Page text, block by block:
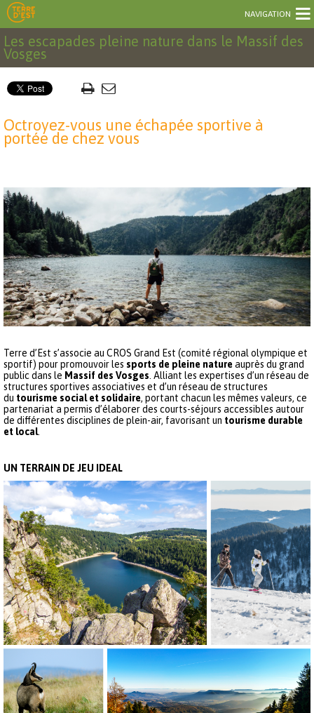
NAVIGATION
Les escapades pleine nature dans le Massif des
Vosges
Octroyez-vous une échapée sportive à
portée de chez vous
Terre d’Est s’associe au CROS Grand Est (comité régional olympique et
sportif) pour promouvoir les sports de pleine natureauprès du grand
public dans le Massif des Vosges . Alliant les expertises d’un réseau de
structures sportives associatives et d’un réseau de structures
du tourisme social et solidaire, portant chacun les mêmes valeurs, ce
partenariat a permis d’élaborer des courts-séjours accessibles autour
de différentes disciplines de plein-air, favorisant un tourisme durable
et local.
UN TERRAIN DE JEU IDEAL